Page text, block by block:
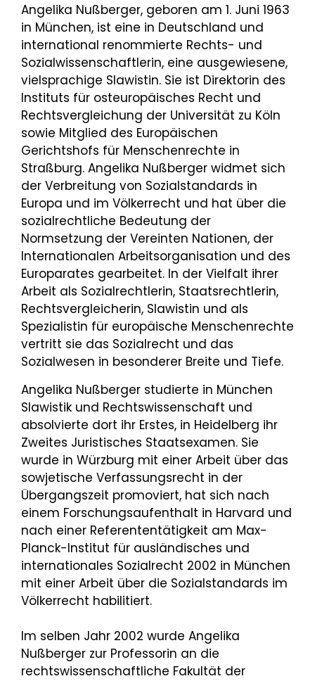
Angelika Nußberger, geboren am 1. Juni 1963
in München, ist eine in Deutschland und
international renommierte Rechts- und
Sozialwissenschaftlerin, eine ausgewiesene,
vielsprachige Slawistin. Sie ist Direktorin des
Instituts für osteuropäisches Recht und
Rechtsvergleichung der Universität zu Köln
sowie Mitglied des Europäischen
Gerichtshofs für Menschenrechte in
Straßburg. Angelika Nußberger widmet sich
der Verbreitung von Sozialstandards in
Europa und im Völkerrecht und hat über die
sozialrechtliche Bedeutung der
Normsetzung der Vereinten Nationen, der
Internationalen Arbeitsorganisation und des
Europarates gearbeitet. In der Vielfalt ihrer
Arbeit als Sozialrechtlerin, Staatsrechtlerin,
Rechtsvergleicherin, Slawistin und als
Spezialistin für europäische Menschenrechte
vertritt sie das Sozialrecht und das
Sozialwesen in besonderer Breite und Tiefe.
Angelika Nußberger studierte in München
Slawistik und Rechtswissenschaft und
absolvierte dort ihr Erstes, in Heidelberg ihr
Zweites Juristisches Staatsexamen. Sie
wurde in Würzburg mit einer Arbeit über das
sowjetische Verfassungsrecht in der
Übergangszeit promoviert, hat sich nach
einem Forschungsaufenthalt in Harvard und
nach einer Referententätigkeit am Max-
Planck-Institut für ausländisches und
internationales Sozialrecht 2002 in München
mit einer Arbeit über die Sozialstandards im
Völkerrecht habilitiert.
Im selben Jahr 2002 wurde Angelika
Nußberger zur Professorin an die
rechtswissenschaftliche Fakultät der